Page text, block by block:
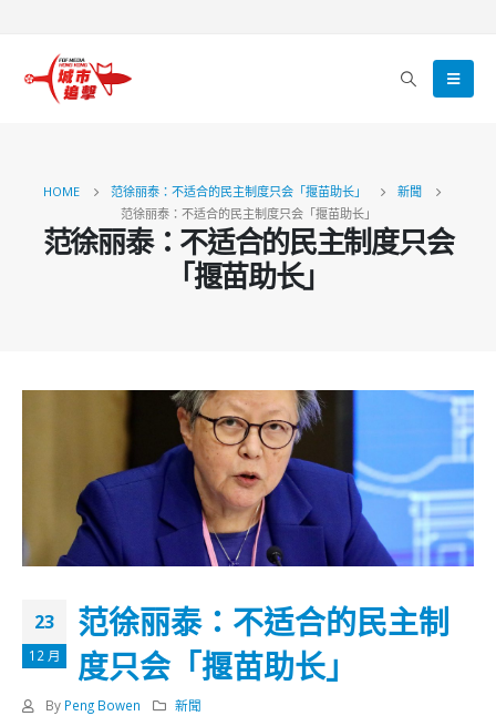
HOME 范徐丽泰：不适合的民主制度只会「揠苗助长」
新聞
范徐丽泰：不适合的民主制度只会「揠苗助长」
范徐丽泰：不适合的民主制度只会
「揠苗助长」
23
12 月
范徐丽泰：不适合的民主制
度只会「揠苗助长」
By Peng Bowen
新聞